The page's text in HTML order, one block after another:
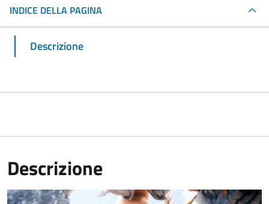
INDICE DELLA PAGINA
Descrizione
Descrizione